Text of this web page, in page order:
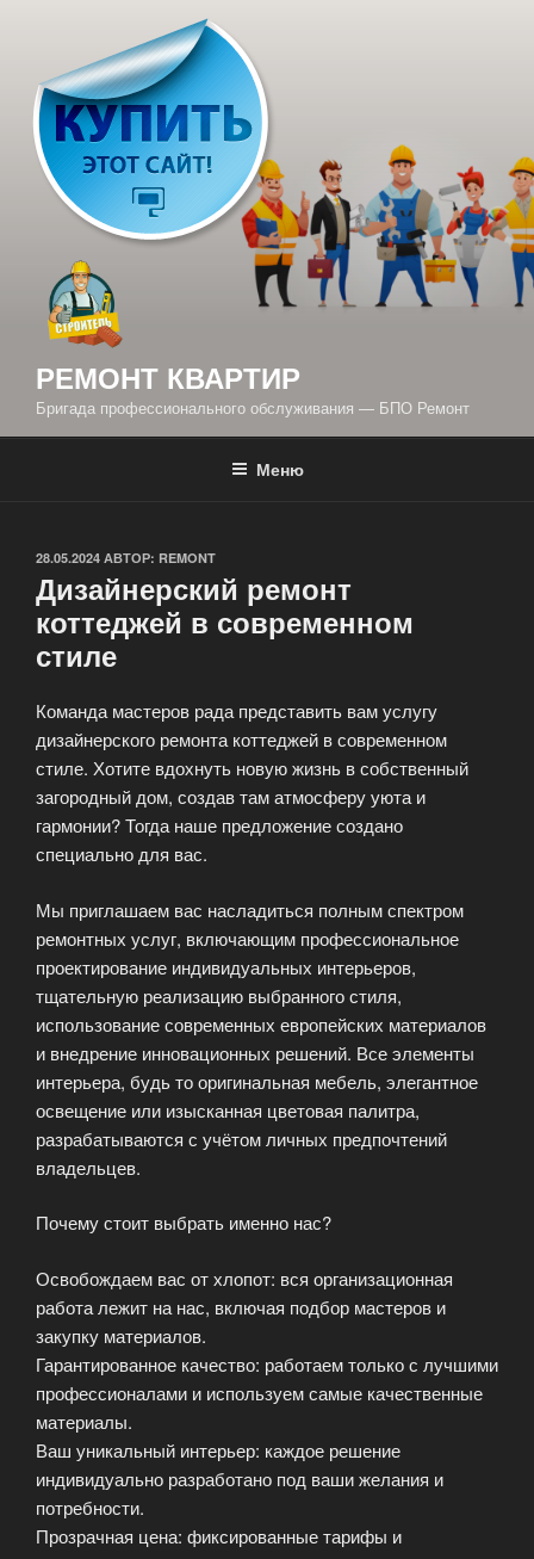
содержимому
РЕМОНТ КВАРТИР
Бригада профессионального обслуживания — БПО Ремонт
Меню
ОПУБЛИКОВАНО
28.05.2024 АВТОР: REMONT
Дизайнерский ремонт
коттеджей в современном
стиле
Команда мастеров рада представить вам услугу
дизайнерского ремонта коттеджей в современном
стиле. Хотите вдохнуть новую жизнь в собственный
загородный дом, создав там атмосферу уюта и
гармонии? Тогда наше предложение создано
специально для вас.
Мы приглашаем вас насладиться полным спектром
ремонтных услуг, включающим профессиональное
проектирование индивидуальных интерьеров,
тщательную реализацию выбранного стиля,
использование современных европейских материалов
и внедрение инновационных решений. Все элементы
интерьера, будь то оригинальная мебель, элегантное
освещение или изысканная цветовая палитра,
разрабатываются с учётом личных предпочтений
владельцев.
Почему стоит выбрать именно нас?
Освобождаем вас от хлопот: вся организационная
работа лежит на нас, включая подбор мастеров и
закупку материалов.
Гарантированное качество: работаем только с лучшими
профессионалами и используем самые качественные
материалы.
Ваш уникальный интерьер: каждое решение
индивидуально разработано под ваши желания и
потребности.
Прозрачная цена: фиксированные тарифы и